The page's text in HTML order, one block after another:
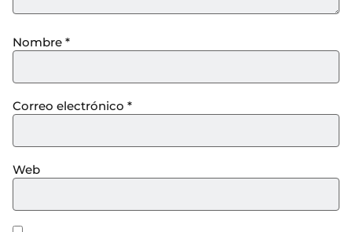
Nombre *
Correo electrónico *
Web